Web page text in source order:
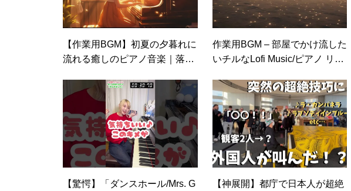
【作業用BGM】初夏の夕暮れに
流れる癒しのピアノ音楽｜落ち
ening Piano BGM for Focus & R
elax, Early Summer Vibes
作業用BGM – 部屋でかけ流した
いチルなLofi Music/ピアノ リラ
【驚愕】「ダンスホール/Mrs. G
【神展開】都庁で日本人が超絶